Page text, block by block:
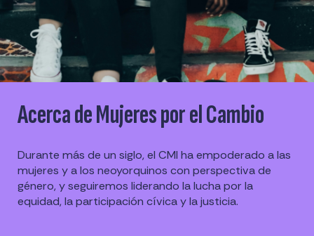
Acerca de Mujeres por el Cambio
Durante más de un siglo, el CMI ha empoderado a las
mujeres y a los neoyorquinos con perspectiva de
género, y seguiremos liderando la lucha por la
equidad, la participación cívica y la justicia.